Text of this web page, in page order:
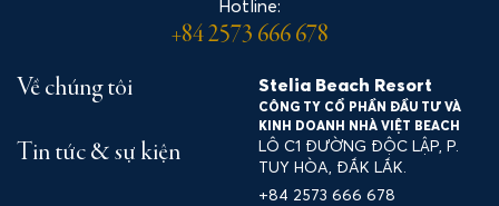
Hotline:
+84 2573 666 678
Về chúng tôi
Tin tức & sự kiện
Stelia Beach Resort
CÔNG TY CỔ PHẦN ĐẦU TƯ VÀ
KINH DOANH NHÀ VIỆT BEACH
LÔ C1 ĐƯỜNG ĐỘC LẬP, P.
TUY HÒA, ĐẮK LẮK.
+84 2573 666 678